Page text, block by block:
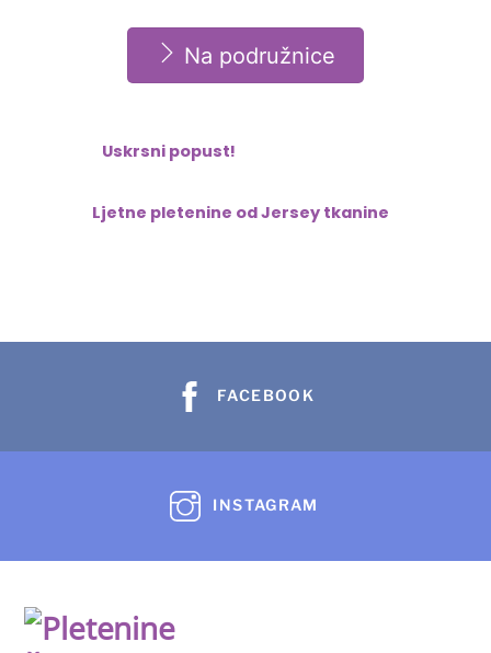
Na podružnice
Uskrsni popust!
Ljetne pletenine od Jersey tkanine
FACEBOOK
INSTAGRAM